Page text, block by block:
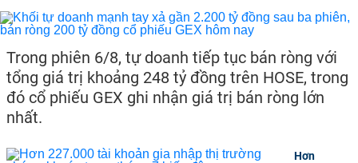
Trong phiên 6/8, tự doanh tiếp tục bán ròng với
tổng giá trị khoảng 248 tỷ đồng trên HOSE, trong
đó cổ phiếu GEX ghi nhận giá trị bán ròng lớn
nhất.
Hơn